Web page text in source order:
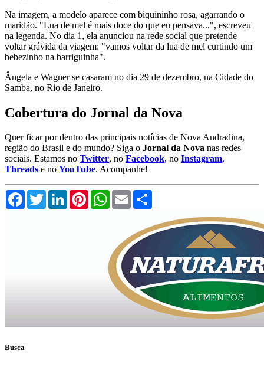
Na imagem, a modelo aparece com biquininho rosa, agarrando o
maridão. "Lua de mel é mais doce do que eu pensava...", escreveu
na legenda. No dia 1, ela anunciou na rede social que pretende
voltar grávida da viagem: "vamos voltar da lua de mel curtindo um
bebezinho na barriguinha".
Ângela e Wagner se casaram no dia 29 de dezembro, na Cidade do
Samba, no Rio de Janeiro.
Cobertura do Jornal da Nova
Quer ficar por dentro das principais notícias de Nova Andradina,
região do Brasil e do mundo? Siga o Jornal da Nova nas redes
sociais. Estamos no Twitter, no Facebook, no Instagram,
Threads e no YouTube. Acompanhe!
FacebookTwitterLinkedInPinterestWhatsApp
Email
Busca